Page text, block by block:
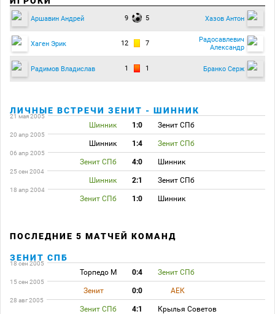
Аршавин Андрей 9 5 Хазов Антон
Хаген Эрик 12 7
Радосавлевич
Александр
Радимов Владислав 1 1 Бранко Серж
ЛИЧНЫЕ ВСТРЕЧИ ЗЕНИТ - ШИННИК
21 мая 2005
Шинник 1:0 Зенит СПб
20 апр 2005
Шинник 1:4 Зенит СПб
06 апр 2005
Зенит СПб 4:0 Шинник
25 сен 2004
Шинник 2:1 Зенит СПб
18 апр 2004
Зенит СПб 1:0 Шинник
ПОСЛЕДНИЕ 5 МАТЧЕЙ КОМАНД
ЗЕНИТ СПБ
18 сен 2005
Торпедо М 0:4 Зенит СПб
15 сен 2005
Зенит 0:0 АЕК
28 авг 2005
Зенит СПб 4:1 Крылья Советов